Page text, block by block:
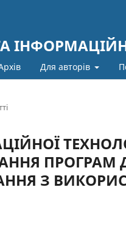
Для авторів
З